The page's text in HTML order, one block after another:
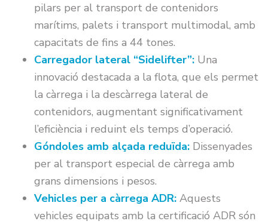
pilars per al transport de contenidors
marítims, palets i transport multimodal, amb
capacitats de fins a 44 tones.
Carregador lateral “Sidelifter”: Una
innovació destacada a la flota, que els permet
la càrrega i la descàrrega lateral de
contenidors, augmentant significativament
l’eficiència i reduint els temps d’operació.
Góndoles amb alçada reduïda: Dissenyades
per al transport especial de càrrega amb
grans dimensions i pesos.
Vehicles per a càrrega ADR: Aquests
vehicles equipats amb la certificació ADR són